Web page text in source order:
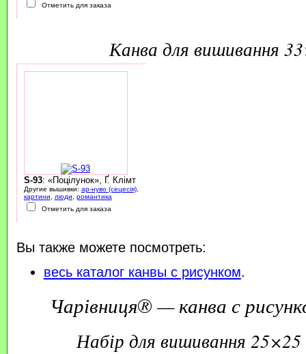
Отметить для заказа
канва для вишивання
S-93: «Поцілунок», Ґ. Клімт
Другие вышивки: ар-нуво (сецесія),
картини, люди, романтика
Отметить для заказа
Вы также можете посмотреть:
весь каталог канвы с рисунком.
Чарівниця® — канва с
набір для вишивання 25×25